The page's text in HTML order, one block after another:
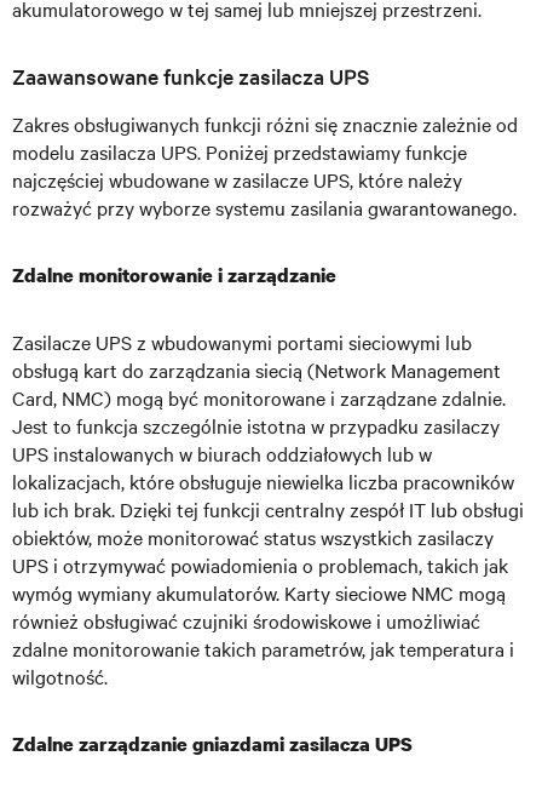
akumulatorowego w tej samej lub mniejszej przestrzeni.
Zaawansowane funkcje zasilacza UPS
Zakres obsługiwanych funkcji różni się znacznie zależnie od
modelu zasilacza UPS. Poniżej przedstawiamy funkcje
najczęściej wbudowane w zasilacze UPS, które należy
rozważyć przy wyborze systemu zasilania gwarantowanego.
Zdalne monitorowanie i zarządzanie
Zasilacze UPS z wbudowanymi portami sieciowymi lub
obsługą kart do zarządzania siecią (Network Management
Card, NMC) mogą być monitorowane i zarządzane zdalnie.
Jest to funkcja szczególnie istotna w przypadku zasilaczy
UPS instalowanych w biurach oddziałowych lub w
lokalizacjach, które obsługuje niewielka liczba pracowników
lub ich brak. Dzięki tej funkcji centralny zespół IT lub obsługi
obiektów, może monitorować status wszystkich zasilaczy
UPS i otrzymywać powiadomienia o problemach, takich jak
wymóg wymiany akumulatorów. Karty sieciowe NMC mogą
również obsługiwać czujniki środowiskowe i umożliwiać
zdalne monitorowanie takich parametrów, jak temperatura i
wilgotność.
Zdalne zarządzanie gniazdami zasilacza UPS